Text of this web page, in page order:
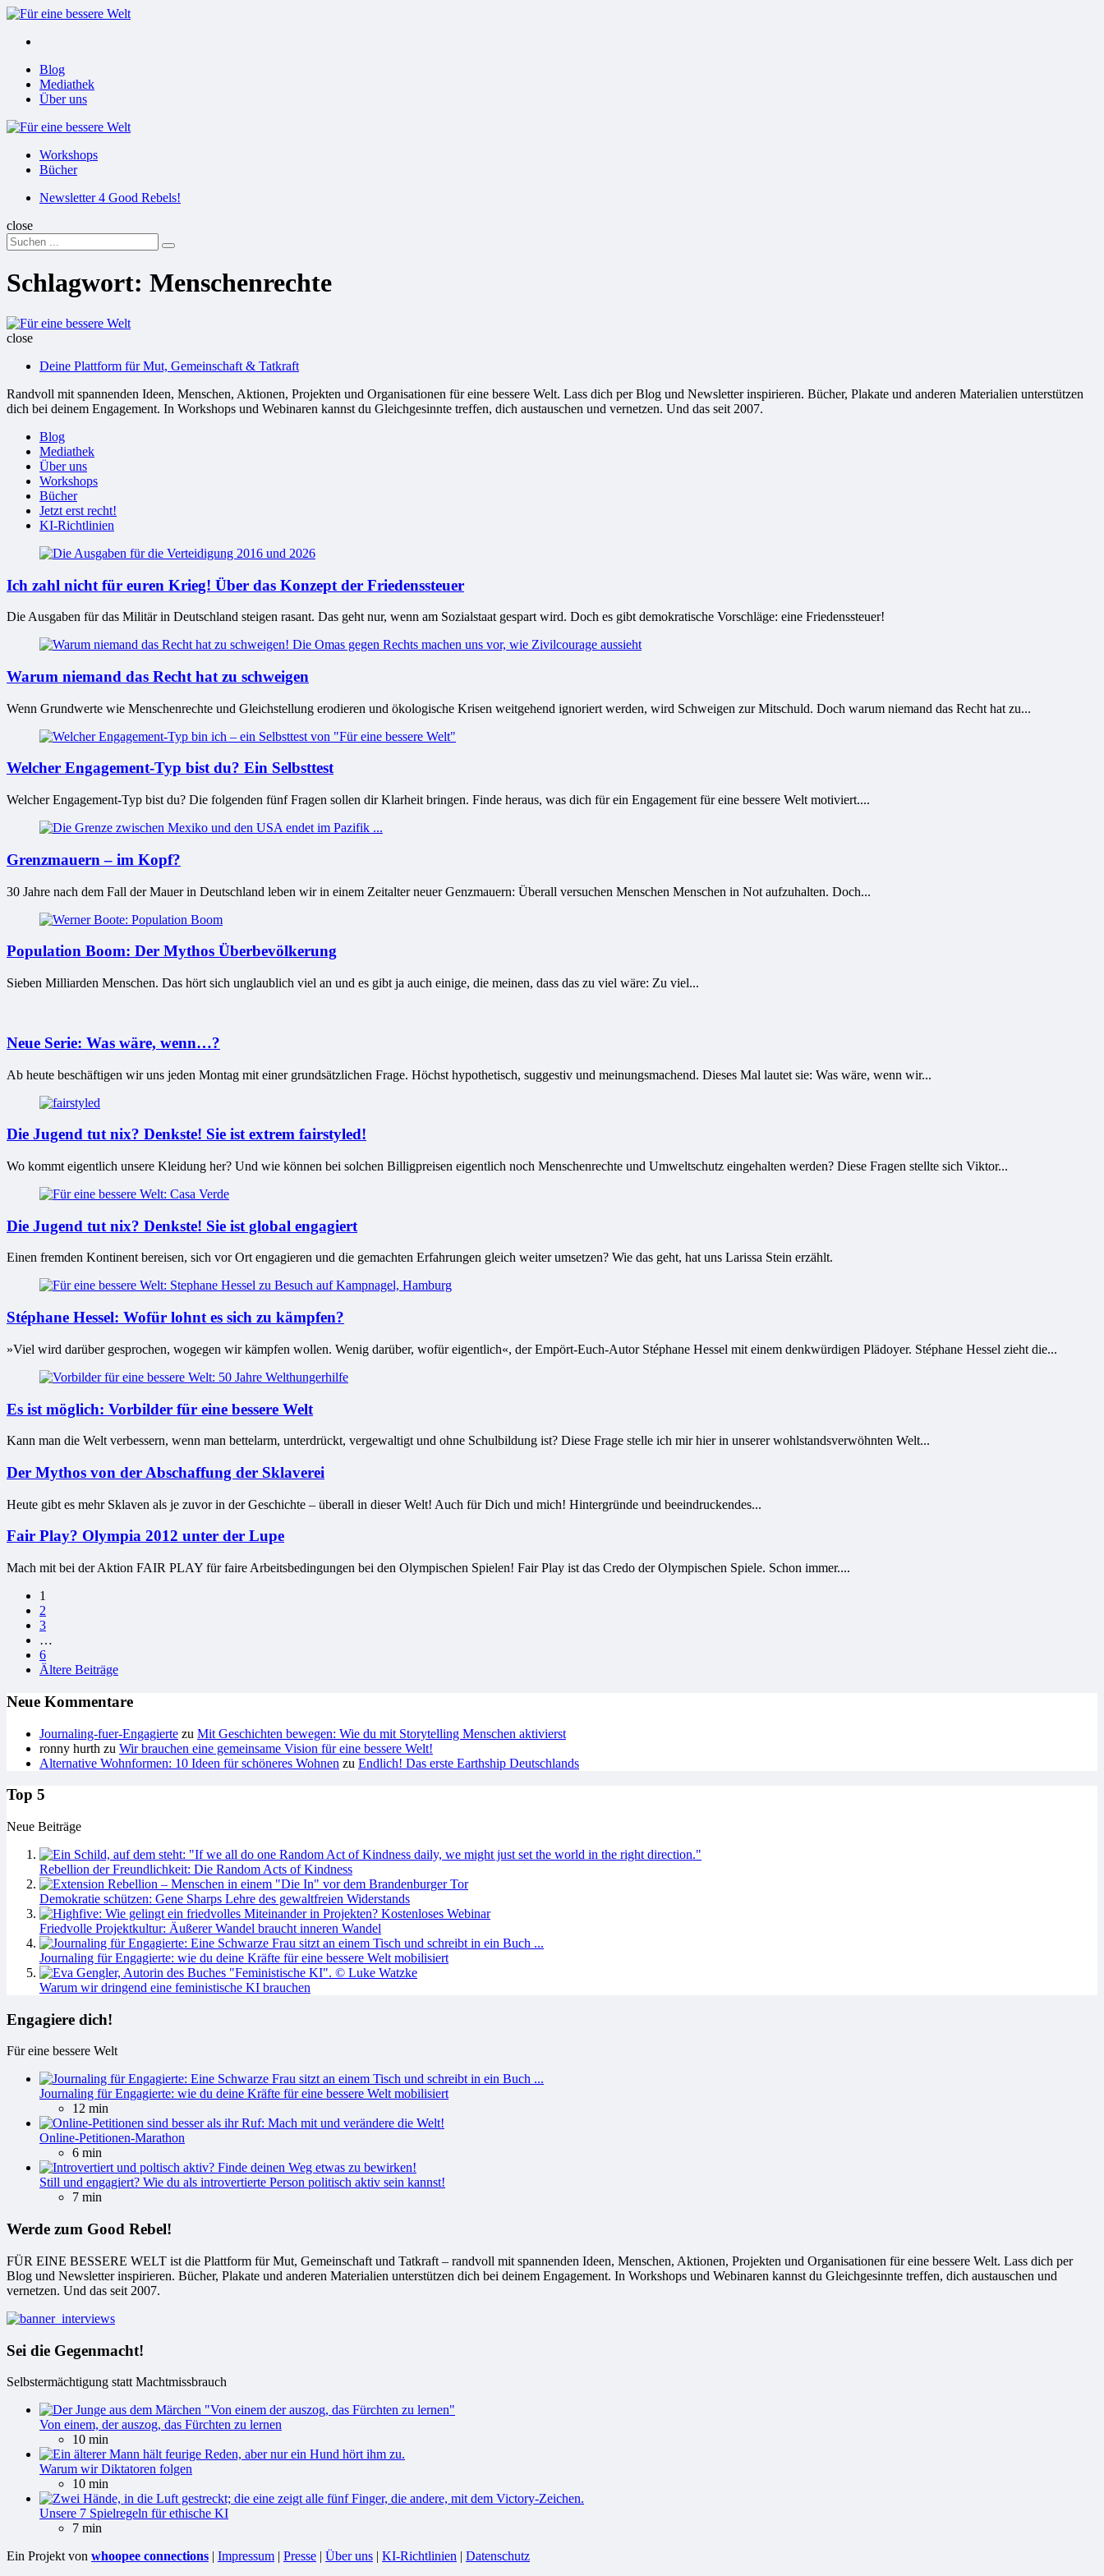
Menu
Menu
Blog
Mediathek
Über uns
Für
Workshops
Bücher
SuchenNewsletter 4 Good Rebels!
close
Search
for:
Suchen
Schlagwort: Menschenrechte
Für
Welt
close
Deine Plattform für Mut, Gemeinschaft & Tatkraft
Randvoll mit spannenden Ideen, Menschen, Aktionen, Projekten und Organisationen für eine bessere Welt. Lass dich per Blog und Newsletter inspirieren. Bücher, Plakate und anderen Materialien unterstützen
dich bei deinem Engagement. In Workshops und Webinaren kannst du Gleichgesinnte treffen, dich austauschen und vernetzen. Und das seit 2007.
Blog
Mediathek
Über uns
Workshops
Bücher
Jetzt erst recht!
KI-Richtlinien
Ich zahl nicht für euren Krieg! Über das Konzept der Friedenssteuer
Die Ausgaben für das Militär in Deutschland steigen rasant. Das geht nur, wenn am Sozialstaat gespart wird. Doch es gibt demokratische Vorschläge: eine Friedenssteuer!
Warum niemand das Recht hat zu schweigen
Wenn Grundwerte wie Menschenrechte und Gleichstellung erodieren und ökologische Krisen weitgehend ignoriert werden, wird Schweigen zur Mitschuld. Doch warum niemand das Recht hat zu...
Welcher Engagement-Typ bist du? Ein Selbsttest
Welcher Engagement-Typ bist du? Die folgenden fünf Fragen sollen dir Klarheit bringen. Finde heraus, was dich für ein Engagement für eine bessere Welt motiviert....
Grenzmauern – im Kopf?
30 Jahre nach dem Fall der Mauer in Deutschland leben wir in einem Zeitalter neuer Genzmauern: Überall versuchen Menschen Menschen in Not aufzuhalten. Doch...
Population Boom: Der Mythos Überbevölkerung
Sieben Milliarden Menschen. Das hört sich unglaublich viel an und es gibt ja auch einige, die meinen, dass das zu viel wäre: Zu viel...
Neue Serie: Was wäre, wenn…?
Ab heute beschäftigen wir uns jeden Montag mit einer grundsätzlichen Frage. Höchst hypothetisch, suggestiv und meinungsmachend. Dieses Mal lautet sie: Was wäre, wenn wir...
Die Jugend tut nix? Denkste! Sie ist extrem fairstyled!
Wo kommt eigentlich unsere Kleidung her? Und wie können bei solchen Billigpreisen eigentlich noch Menschenrechte und Umweltschutz eingehalten werden? Diese Fragen stellte sich Viktor...
Die Jugend tut nix? Denkste! Sie ist global engagiert
Einen fremden Kontinent bereisen, sich vor Ort engagieren und die gemachten Erfahrungen gleich weiter umsetzen? Wie das geht, hat uns Larissa Stein erzählt.
Stéphane Hessel: Wofür lohnt es sich zu kämpfen?
»Viel wird darüber gesprochen, wogegen wir kämpfen wollen. Wenig darüber, wofür eigentlich«, der Empört-Euch-Autor Stéphane Hessel mit einem denkwürdigen Plädoyer. Stéphane Hessel zieht die...
Es ist möglich: Vorbilder für eine bessere Welt
Kann man die Welt verbessern, wenn man bettelarm, unterdrückt, vergewaltigt und ohne Schulbildung ist? Diese Frage stelle ich mir hier in unserer wohlstandsverwöhnten Welt...
Der Mythos von der Abschaffung der Sklaverei
Heute gibt es mehr Sklaven als je zuvor in der Geschichte – überall in dieser Welt! Auch für Dich und mich! Hintergründe und beeindruckendes...
Fair Play? Olympia 2012 unter der Lupe
Mach mit bei der Aktion FAIR PLAY für faire Arbeitsbedingungen bei den Olympischen Spielen! Fair Play ist das Credo der Olympischen Spiele. Schon immer....
Seitennummerierung
der
Beiträge
1
2
3
…
6
Ältere Beiträge
Neue Kommentare
Journaling-fuer-Engagierte zu Mit Geschichten bewegen: Wie du mit Storytelling Menschen aktivierst
ronny hurth zu Wir brauchen eine gemeinsame Vision für eine bessere Welt!
Alternative Wohnformen: 10 Ideen für schöneres Wohnen zu Endlich! Das erste Earthship Deutschlands
Top 5
Neue Beiträge
Rebellion der Freundlichkeit: Die Random Acts of Kindness
Demokratie schützen: Gene Sharps Lehre des gewaltfreien Widerstands
Friedvolle Projektkultur: Äußerer Wandel braucht inneren Wandel
Journaling für Engagierte: wie du deine Kräfte für eine bessere Welt mobilisiert
Warum wir dringend eine feministische KI brauchen
Engagiere dich!
Für eine bessere Welt
Journaling für Engagierte: wie du deine Kräfte für eine bessere Welt mobilisiert
12 min
Online-Petitionen-Marathon
6 min
Still und engagiert? Wie du als introvertierte Person politisch aktiv sein kannst!
7 min
Werde zum Good Rebel!
FÜR EINE BESSERE WELT ist die Plattform für Mut, Gemeinschaft und Tatkraft – randvoll mit spannenden Ideen, Menschen, Aktionen, Projekten und Organisationen für eine bessere Welt. Lass dich per
Blog und Newsletter inspirieren. Bücher, Plakate und anderen Materialien unterstützen dich bei deinem Engagement. In Workshops und Webinaren kannst du Gleichgesinnte treffen, dich austauschen und
vernetzen. Und das seit 2007.
Sei die Gegenmacht!
Selbstermächtigung statt Machtmissbrauch
Von einem, der auszog, das Fürchten zu lernen
10 min
Warum wir Diktatoren folgen
10 min
Unsere 7 Spielregeln für ethische KI
7 min
Ein Projekt von whoopee connections | Impressum | Presse | Über uns | KI-Richtlinien | Datenschutz